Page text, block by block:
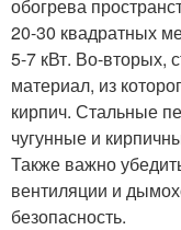
обогрева
20-30 квадратных
5-7 кВт. Во-вторых,
материал, из
кирпич. Стальные
чугунные и
Также важно
вентиляции и
безопасность.